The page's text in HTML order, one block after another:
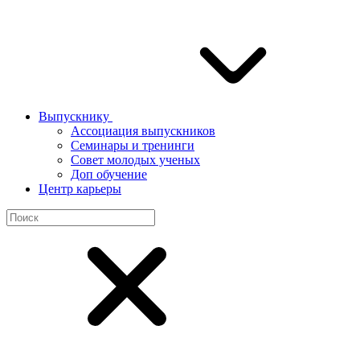
Выпускнику
Ассоциация выпускников
Семинары и тренинги
Совет молодых ученых
Доп обучение
Центр карьеры